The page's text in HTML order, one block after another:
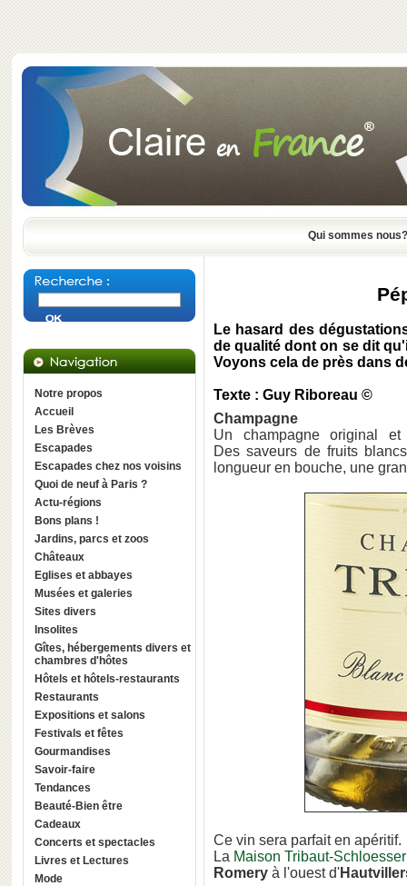
Qui sommes nous?
Notre propos
Accueil
Les Brèves
Escapades
Escapades chez nos voisins
Quoi de neuf à Paris ?
Actu-régions
Bons plans !
Jardins, parcs et zoos
Châteaux
Eglises et abbayes
Musées et galeries
Sites divers
Insolites
Gîtes, hébergements divers et
chambres d'hôtes
Hôtels et hôtels-restaurants
Restaurants
Expositions et salons
Festivals et fêtes
Gourmandises
Savoir-faire
Tendances
Beauté-Bien être
Cadeaux
Concerts et spectacles
Livres et Lectures
Mode
Le hasard des
de qualité dont on se dit
Voyons cela de près dans
Texte : Guy Riboreau ©
Champagne
Un champagne original
Des saveurs de fruits
longueur en bouche, une
Ce vin sera parfait en apéritif.
La Maison Tribaut-Schloesser
Romery à l'ouest d'